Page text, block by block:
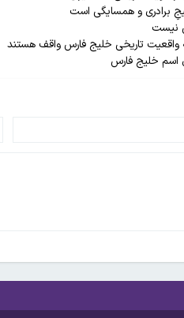
برادری و همسایگی است
نیست
تاریخی خلیج فارس واقف هستند
خلیج فارس